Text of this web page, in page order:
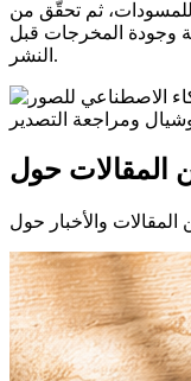
ثم تحقّق من
وجودة المخرجات قبل
النشر.